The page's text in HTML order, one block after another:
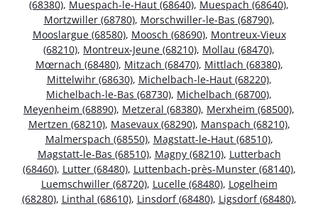
(68380), Muespach-le-Haut (68640), Muespach (68640),
Mortzwiller (68780), Morschwiller-le-Bas (68790),
Mooslargue (68580), Moosch (68690), Montreux-Vieux
(68210), Montreux-Jeune (68210), Mollau (68470),
Mœrnach (68480), Mitzach (68470), Mittlach (68380),
Mittelwihr (68630), Michelbach-le-Haut (68220),
Michelbach-le-Bas (68730), Michelbach (68700),
Meyenheim (68890), Metzeral (68380), Merxheim (68500),
Mertzen (68210), Masevaux (68290), Manspach (68210),
Malmerspach (68550), Magstatt-le-Haut (68510),
Magstatt-le-Bas (68510), Magny (68210), Lutterbach
(68460), Lutter (68480), Luttenbach-près-Munster (68140),
Luemschwiller (68720), Lucelle (68480), Logelheim
(68280), Linthal (68610), Linsdorf (68480), Ligsdorf (68480),